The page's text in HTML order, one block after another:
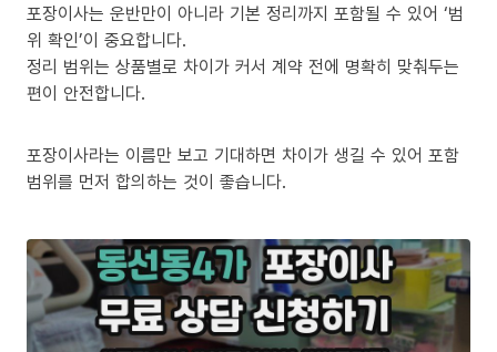
포장이사는 운반만이 아니라 기본 정리까지 포함될 수 있어 ‘범
위 확인’이 중요합니다.
정리 범위는 상품별로 차이가 커서 계약 전에 명확히 맞춰두는
편이 안전합니다.
포장이사라는 이름만 보고 기대하면 차이가 생길 수 있어 포함
범위를 먼저 합의하는 것이 좋습니다.